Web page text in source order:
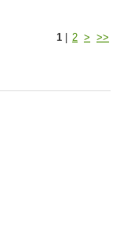
1 2 > >>